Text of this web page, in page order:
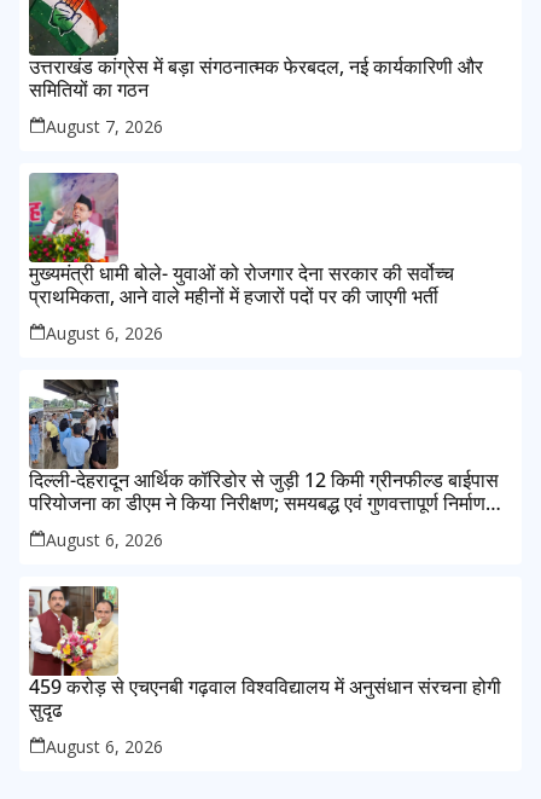
उत्तराखंड कांग्रेस में बड़ा संगठनात्मक फेरबदल, नई कार्यकारिणी और
समितियों का गठन
August 7, 2026
मुख्यमंत्री धामी बोले- युवाओं को रोजगार देना सरकार की सर्वोच्च
प्राथमिकता, आने वाले महीनों में हजारों पदों पर की जाएगी भर्ती
August 6, 2026
दिल्ली-देहरादून आर्थिक कॉरिडोर से जुड़ी 12 किमी ग्रीनफील्ड बाईपास
परियोजना का डीएम ने किया निरीक्षण; समयबद्ध एवं गुणवत्तापूर्ण निर्माण
सुनिश्चित करने के निर्देश, सुरक्षा मानकों से कोई समझौता नहींः डीएम
August 6, 2026
459 करोड़ से एचएनबी गढ़वाल विश्वविद्यालय में अनुसंधान संरचना होगी
सुदृढ
August 6, 2026